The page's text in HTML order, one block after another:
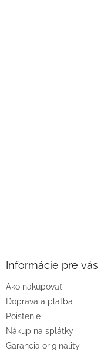
Informácie pre vás
Ako nakupovať
Doprava a platba
Poistenie
Nákup na splátky
Garancia originality